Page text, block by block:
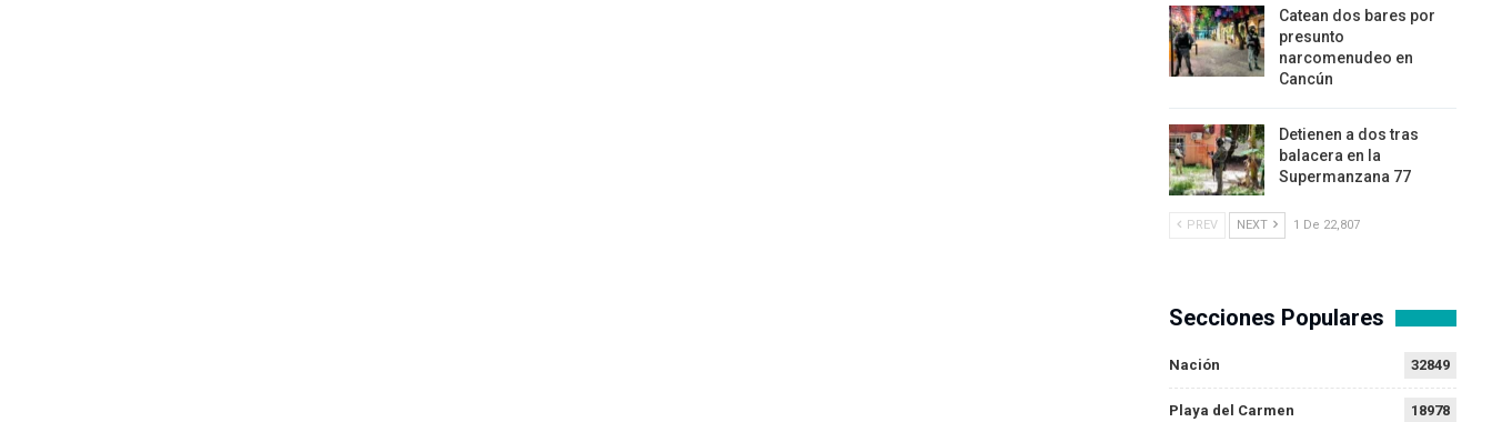
Catean dos bares por
presunto
narcomenudeo en
Cancún
Detienen a dos tras
balacera en la
Supermanzana 77
PREV NEXT 1 De 22,807
Secciones Populares
Nación 32849
Playa del Carmen 18978